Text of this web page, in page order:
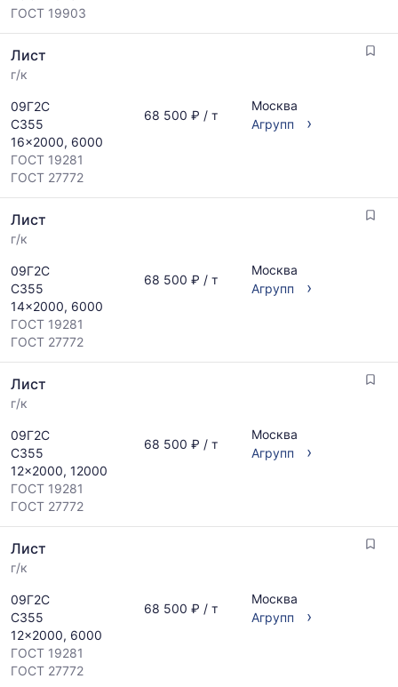
ГОСТ 19903
Лист
г/к
09Г2С
С355
16x2000, 6000
ГОСТ 19281
ГОСТ 27772
68 500 ₽ / т
Москва
Агрупп
›
Лист
г/к
09Г2С
С355
14x2000, 6000
ГОСТ 19281
ГОСТ 27772
68 500 ₽ / т
Москва
Агрупп
›
Лист
г/к
09Г2С
С355
12x2000, 12000
ГОСТ 19281
ГОСТ 27772
68 500 ₽ / т
Москва
Агрупп
›
Лист
г/к
09Г2С
С355
12x2000, 6000
ГОСТ 19281
ГОСТ 27772
68 500 ₽ / т
Москва
Агрупп
›